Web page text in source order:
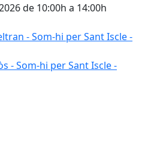
de 10:00h a 14:00h
- Som-hi per Sant Iscle -
- Som-hi per Sant Iscle -